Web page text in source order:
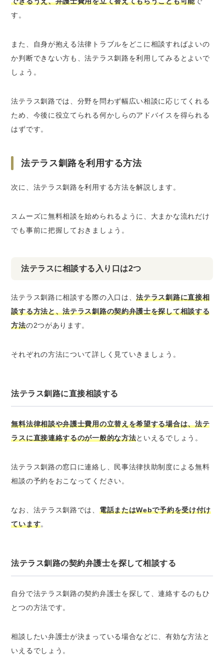
す。
また、自身が抱える法律トラブルをどこに相談すればよいの
か判断できない方も、法テラス釧路を利用してみるとよいで
しょう。
法テラス釧路では、分野を問わず幅広い相談に応じてくれる
ため、今後に役立てられる何かしらのアドバイスを得られる
はずです。
法テラス釧路を利用する方法
次に、法テラス釧路を利用する方法を解説します。
スムーズに無料相談を始められるように、大まかな流れだけ
でも事前に把握しておきましょう。
法テラスに相談する入り口は2つ
法テラス釧路に相談する際の入口は、法テラス釧路に直接相
談する方法と、法テラス釧路の契約弁護士を探して相談する
方法の2つがあります。
それぞれの方法について詳しく見ていきましょう。
法テラス釧路に直接相談する
無料法律相談や弁護士費用の立替えを希望する場合は、法テ
ラスに直接連絡するのが一般的な方法といえるでしょう。
法テラス釧路の窓口に連絡し、民事法律扶助制度による無料
相談の予約をおこなってください。
なお、法テラス釧路では、 電話またはWebで予約を受け付け
ています。
法テラス釧路の契約弁護士を探して相談する
自分で法テラス釧路の契約弁護士を探して、連絡するのもひ
とつの方法です。
相談したい弁護士が決まっている場合などに、有効な方法と
いえるでしょう。